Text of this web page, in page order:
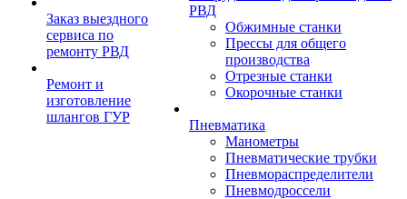
Заказ выездного
сервиса по
ремонту РВД
Ремонт и
изготовление
шлангов ГУР
РВД
Обжимные станки
Прессы для общего
производства
Отрезные станки
Окорочные станки
Пневматика
Манометры
Пневматические трубки
Пневмораспределители
Пневмодроссели